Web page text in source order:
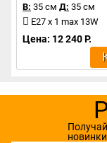
В: 35 см Д: 35 см
E27 x 1 max 13W
Цена: 12 240 Р.